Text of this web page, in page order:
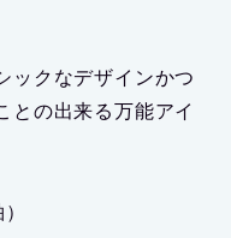
ックなデザインかつ
との出来る万能アイ